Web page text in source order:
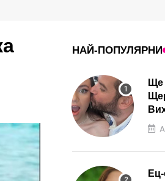
НАЙ-ПОПУЛЯРНИ
Ще